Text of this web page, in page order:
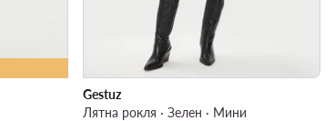
Gestuz
Лятна рокля · Зелен · Мини